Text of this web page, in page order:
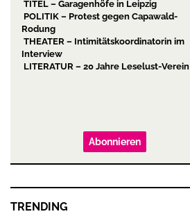
TITEL – Garagenhöfe in Leipzig
POLITIK – Protest gegen Capawald-
Rodung
THEATER – Intimitätskoordinatorin im
Interview
LITERATUR – 20 Jahre Leselust-Verein
Abonnieren
TRENDING